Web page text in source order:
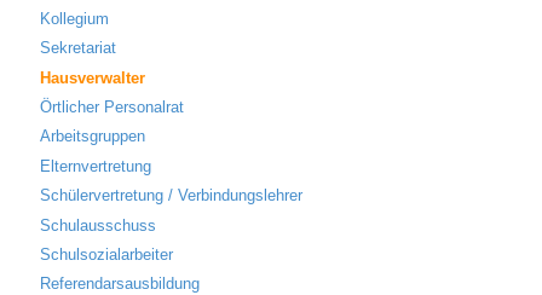
Kollegium
Sekretariat
Hausverwalter
Örtlicher Personalrat
Arbeitsgruppen
Elternvertretung
Schülervertretung / Verbindungslehrer
Schulausschuss
Schulsozialarbeiter
Referendarsausbildung